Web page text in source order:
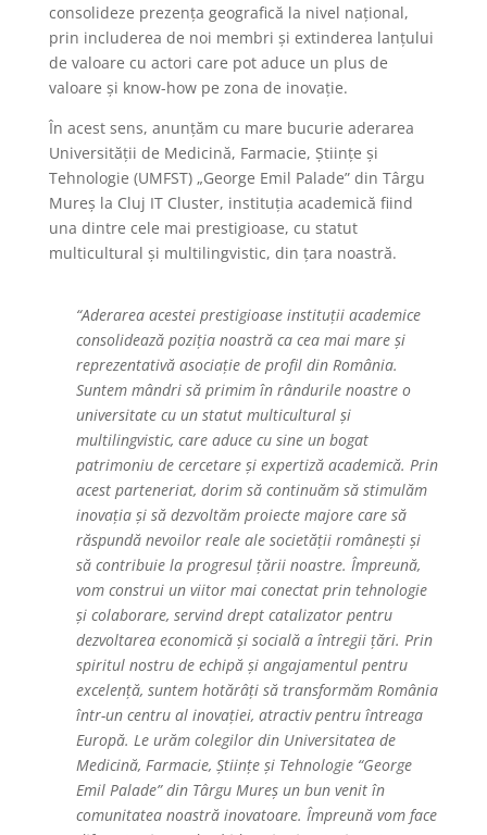
consolideze prezența geografică la nivel național,
prin includerea de noi membri și extinderea lanțului
de valoare cu actori care pot aduce un plus de
valoare și know-how pe zona de inovație.
În acest sens, anunțăm cu mare bucurie aderarea
Universității de Medicină, Farmacie, Științe și
Tehnologie (UMFST) „George Emil Palade” din Târgu
Mureș la Cluj IT Cluster, instituția academică fiind
una dintre cele mai prestigioase, cu statut
multicultural și multilingvistic, din țara noastră.
“Aderarea acestei prestigioase instituții academice
consolidează poziția noastră ca cea mai mare și
reprezentativă asociație de profil din România.
Suntem mândri să primim în rândurile noastre o
universitate cu un statut multicultural și
multilingvistic, care aduce cu sine un bogat
patrimoniu de cercetare și expertiză academică. Prin
acest parteneriat, dorim să continuăm să stimulăm
inovația și să dezvoltăm proiecte majore care să
răspundă nevoilor reale ale societății românești și
să contribuie la progresul țării noastre. Împreună,
vom construi un viitor mai conectat prin tehnologie
și colaborare, servind drept catalizator pentru
dezvoltarea economică și socială a întregii țări. Prin
spiritul nostru de echipă și angajamentul pentru
excelență, suntem hotărâți să transformăm România
într-un centru al inovației, atractiv pentru întreaga
Europă. Le urăm colegilor din Universitatea de
Medicină, Farmacie, Științe și Tehnologie “George
Emil Palade” din Târgu Mureș un bun venit în
comunitatea noastră inovatoare. Împreună vom face